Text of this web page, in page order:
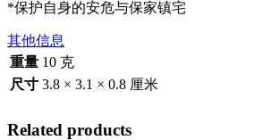
*保护自身的安危与保家镇宅
其他信息
重量 10 克
尺寸 3.8 × 3.1 × 0.8 厘米
Related products